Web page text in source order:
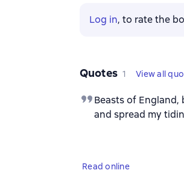
Log in, to rate the
Quotes 1 View all
Beasts of England,
and spread my
Read online